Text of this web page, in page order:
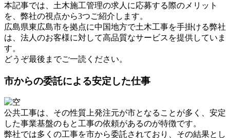
本記事では、土木施工管理の求人に応募する際のメリット
を、弊社の視点から3つご紹介します。
広島県東広島市を拠点に中国地方で土木工事を手掛ける弊社
は、法人のお客様に対して高品質なサービスを提供していま
す。
どうぞ最後までご一読ください。
市からの委託による安定した仕事
公共工事は、その性質上発注元が市となることが多く、安定
した事業基盤のもと工事の依頼があるのが特徴です。
弊社では多くの工事を市から委託されており、その結果とし